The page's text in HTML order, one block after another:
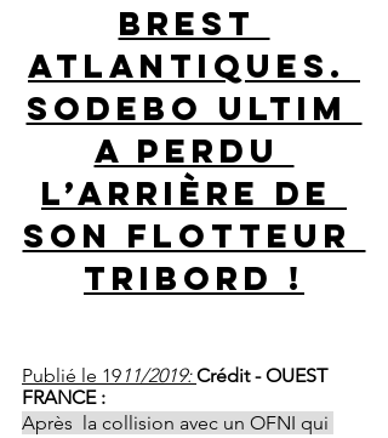
Brest
Atlantiques.
Sodebo Ultim
a perdu
l’arrière de
son flotteur
tribord !
Publié le 19 11/2019: Crédit - OUEST
FRANCE :
Après  la collision avec un OFNI qui